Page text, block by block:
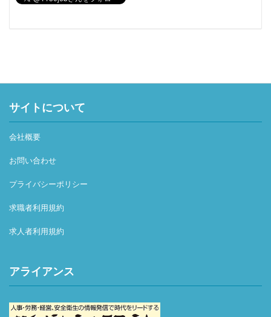
サイトについて
会社概要
お問い合わせ
プライバシーポリシー
求職者利用規約
求人者利用規約
アライアンス